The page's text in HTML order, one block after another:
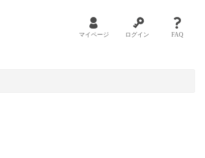
マイページ ログイン FAQ